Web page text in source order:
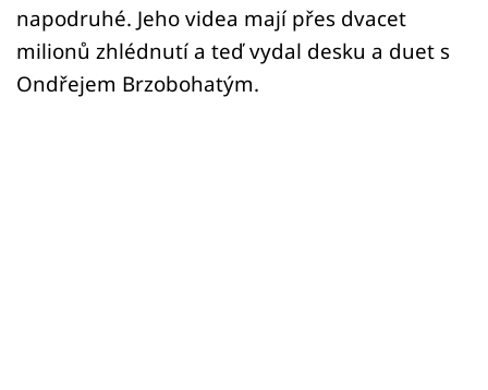
napodruhé. Jeho videa mají přes dvacet
milionů zhlédnutí a teď vydal desku a duet s
Ondřejem Brzobohatým.